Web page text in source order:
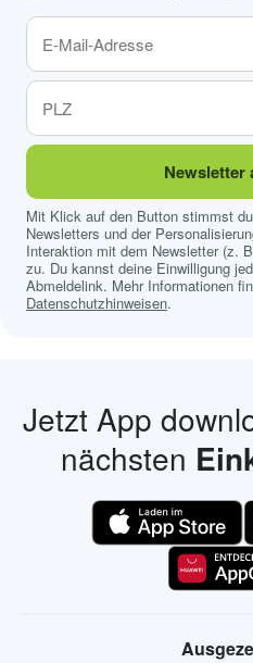
Newsletter
Mit Klick auf den Button stimmst
Newsletters und der
Interaktion mit dem Newsletter (z.
zu. Du kannst deine Einwilligung
Abmeldelink. Mehr Informationen
Datenschutzhinweisen.
Jetzt App
nächsten